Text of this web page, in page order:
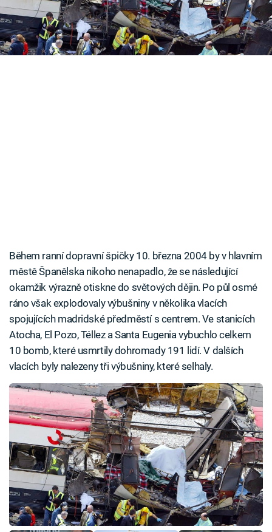
Časopis
Sledujte prima+
co chtěli, a neskutečně mnoho let ve vězení k
tomu.
Během ranní dopravní špičky 10. března 2004 by v hlavním
městě Španělska nikoho nenapadlo, že se následující
okamžik výrazně otiskne do světových dějin. Po půl osmé
ráno však explodovaly výbušniny v několika vlacích
spojujících madridské předměstí s centrem. Ve stanicích
Atocha, El Pozo, Téllez a Santa Eugenia vybuchlo celkem
10 bomb, které usmrtily dohromady 191 lidí. V dalších
vlacích byly nalezeny tři výbušniny, které selhaly.